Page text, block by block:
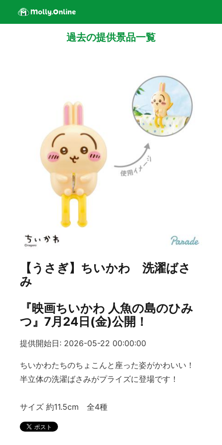
過去の提供景品一覧
【うさぎ】ちいかわ 洗濯ばさ
み
『映画ちいかわ 人魚の島のひみ
つ』7月24日(金)公開！
提供開始日: 2026-05-22 00:00:00
ちいかわたちのちょこんと座った姿がかわいい！
半立体の洗濯ばさみがプライズに登場です！
サイズ 約11.5cm 全4種